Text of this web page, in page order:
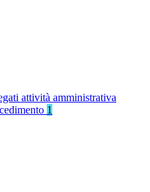
attività amministrativa
1